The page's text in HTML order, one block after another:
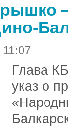
Глава
указ о